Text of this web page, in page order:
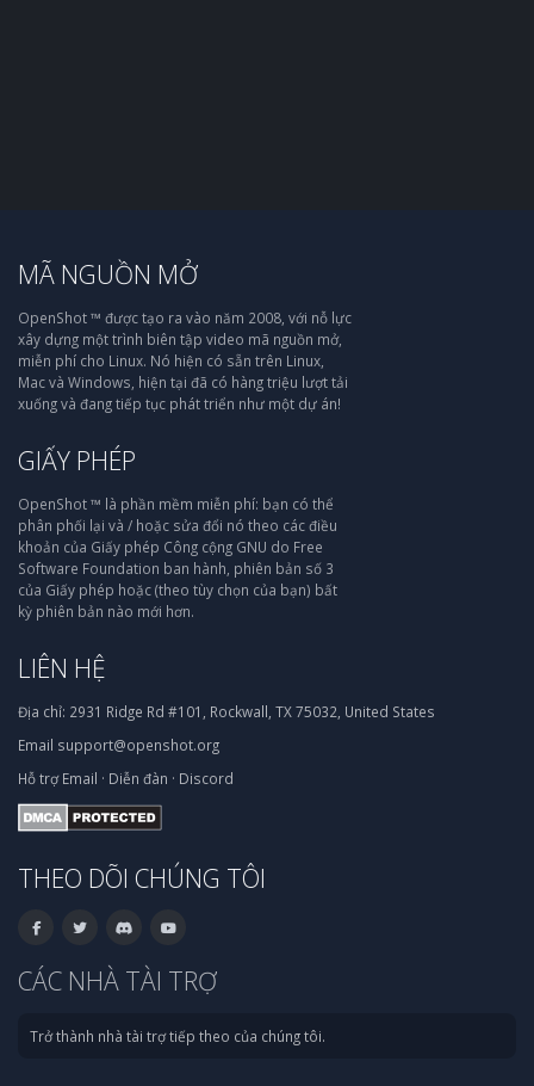
MÃ NGUỒN MỞ
OpenShot ™ được tạo ra vào năm 2008, với nỗ lực
xây dựng một trình biên tập video mã nguồn mở,
miễn phí cho Linux. Nó hiện có sẵn trên Linux,
Mac và Windows, hiện tại đã có hàng triệu lượt tải
xuống và đang tiếp tục phát triển như một dự án!
GIẤY PHÉP
OpenShot ™ là phần mềm miễn phí: bạn có thể
phân phối lại và / hoặc sửa đổi nó theo các điều
khoản của Giấy phép Công cộng GNU do Free
Software Foundation ban hành, phiên bản số 3
của Giấy phép hoặc (theo tùy chọn của bạn) bất
kỳ phiên bản nào mới hơn.
LIÊN HỆ
Địa chỉ: 2931 Ridge Rd #101, Rockwall, TX 75032, United States
Email support@openshot.org
Hỗ trợ Email · Diễn đàn · Discord
THEO DÕI CHÚNG TÔI
CÁC NHÀ TÀI TRỢ
Trở thành nhà tài trợ tiếp theo của chúng tôi.